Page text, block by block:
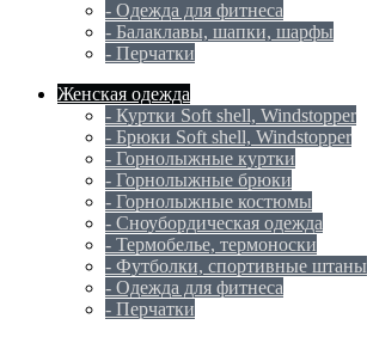
- Одежда для фитнеса
- Балаклавы, шапки, шарфы
- Перчатки
Женская одежда
- Куртки Soft shell, Windstopper
- Брюки Soft shell, Windstopper
- Горнолыжные куртки
- Горнолыжные брюки
- Горнолыжные костюмы
- Сноубордическая одежда
- Термобелье, термоноски
- Футболки, спортивные штаны
- Одежда для фитнеса
- Перчатки